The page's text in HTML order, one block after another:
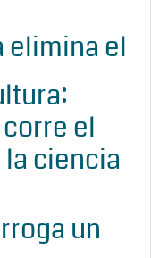
elimina el
el
ciencia
un